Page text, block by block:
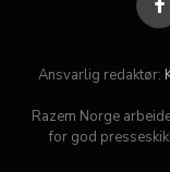
Ansvarlig redaktør:
Razem Norge
for god